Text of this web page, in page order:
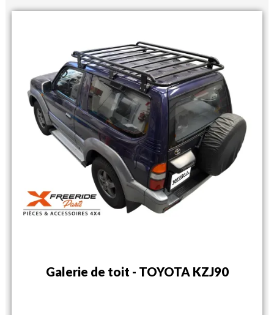
Galerie de toit - TOYOTA KZJ90